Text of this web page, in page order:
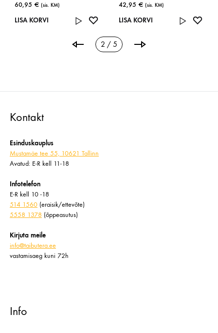
60,95 € (sis. KM)
LISA KORVI
42,95 € (sis. KM)
LISA KORVI
2 / 5
Kontakt
Esinduskauplus
Mustamäe tee 55, 10621 Tallinn
Avatud: E-R kell 11-18
Infotelefon
E-R kell 10 -18
514 1560 (eraisik/ettevõte)
5558 1378 (õppeasutus)
Kirjuta meile
info@taibutera.ee
vastamisaeg kuni 72h
Info